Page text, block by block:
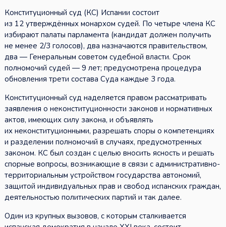
Конституционный суд (КС) Испании состоит
из 12 утверждённых монархом судей. По четыре члена КС
избирают палаты парламента (кандидат должен получить
не менее 2/3 голосов), два назначаются правительством,
два — Генеральным советом судебной власти. Срок
полномочий судей — 9 лет; предусмотрена процедура
обновления трети состава Суда каждые 3 года.
Конституционный суд наделяется правом рассматривать
заявления о неконституционности законов и нормативных
актов, имеющих силу закона, и объявлять
их неконституционными, разрешать споры о компетенциях
и разделении полномочий в случаях, предусмотренных
законом. КС был создан с целью вносить ясность и решать
спорные вопросы, возникающие в связи с административно-
территориальным устройством государства автономий,
защитой индивидуальных прав и свобод испанских граждан,
деятельностью политических партий и так далее.
Один из крупных вызовов, с которым сталкивается